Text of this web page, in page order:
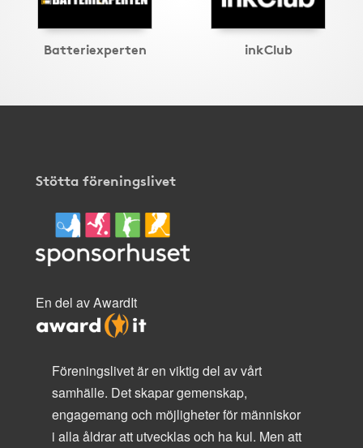
Batteriexperten inkClub
Stötta föreningslivet
En del av AwardIt
Föreningslivet är en viktig del av vårt
samhälle. Det skapar gemenskap,
engagemang och möjligheter för människor
i alla åldrar att utvecklas och ha kul. Men att